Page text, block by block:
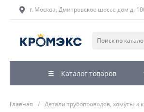
г. Москва, Дмитровское шоссе дом д.
Каталог товаров
Главная / Детали трубопроводов, хомуты и